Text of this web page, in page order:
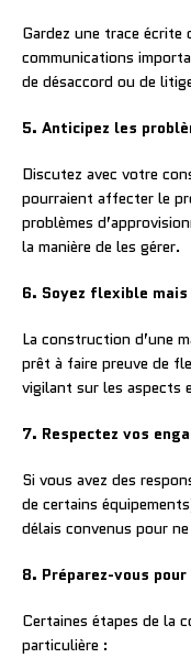
Gardez une trace
communications
de désaccord ou de
5. Anticipez les
Discutez avec votre
pourraient affecter le
problèmes
la manière de les gérer.
6. Soyez flexible
La construction d’une
prêt à faire preuve de
vigilant sur les aspects
7. Respectez vos
Si vous avez des
de certains
délais convenus pour
8. Préparez-vous
Certaines étapes de la
particulière :